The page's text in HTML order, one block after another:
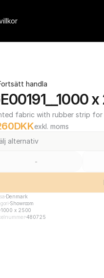
handla
fabric with rubber strip for
DKKexkl. moms
alternativ
-
Denmark
Showroom
1000 x 2500
480725